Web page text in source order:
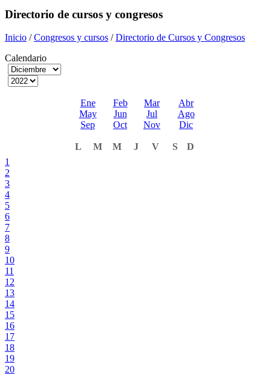
Directorio de cursos y congresos
Inicio /Congresos y cursos /Directorio de Cursos y Congresos
Calendario
Ene Feb Mar
Abr
May
Jun Jul
Ago
Sep
Oct Nov Dic
L M M J V S
D
1
2
3
4
5
6
7
8
9
10
11
12
13
14
15
16
17
18
19
20